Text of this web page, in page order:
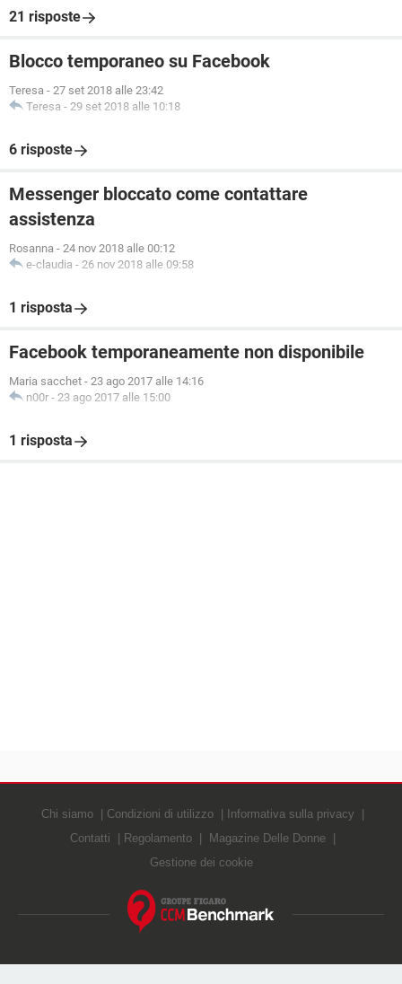
21 risposte
Blocco temporaneo su Facebook
Teresa - 27 set 2018 alle 23:42
Teresa - 29 set 2018 alle 10:18
6 risposte
Messenger bloccato come contattare
assistenza
Rosanna - 24 nov 2018 alle 00:12
e-claudia - 26 nov 2018 alle 09:58
1 risposta
Facebook temporaneamente non disponibile
Maria sacchet - 23 ago 2017 alle 14:16
n00r - 23 ago 2017 alle 15:00
1 risposta
Chi siamo Condizioni di utilizzo
Informativa sulla privacy
Contatti
Regolamento
Magazine Delle Donne
Gestione dei cookie